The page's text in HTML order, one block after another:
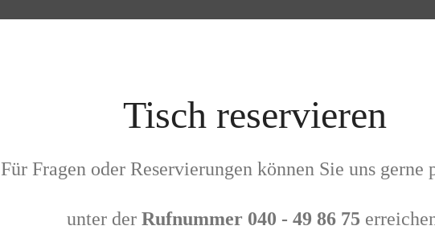
Tisch reservieren
Für Fragen oder Reservierungen können Sie uns gerne
unter der Rufnummer 040 - 49 86 75